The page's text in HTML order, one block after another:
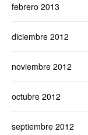
febrero 2013
diciembre 2012
noviembre 2012
octubre 2012
septiembre 2012